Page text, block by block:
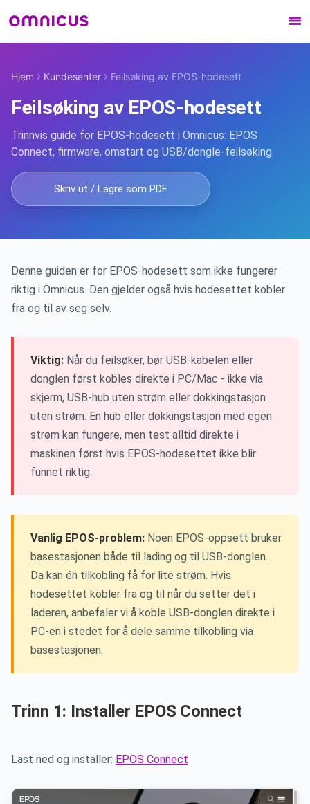
Sentralbord
Kunder
Hjelpesenter
Hjem Kundesenter Feilsøking av EPOS-hodesett
Feilsøking av EPOS-hodesett
Trinnvis guide for EPOS-hodesett i Omnicus: EPOS
Connect, firmware, omstart og USB/dongle-feilsøking.
Skriv ut / Lagre som PDF
Denne guiden er for EPOS-hodesett som ikke fungerer
riktig i Omnicus. Den gjelder også hvis hodesettet kobler
fra og til av seg selv.
Viktig: Når du feilsøker, bør USB-kabelen eller
donglen først kobles direkte i PC/Mac - ikke via
skjerm, USB-hub uten strøm eller dokkingstasjon
uten strøm. En hub eller dokkingstasjon med egen
strøm kan fungere, men test alltid direkte i
maskinen først hvis EPOS-hodesettet ikke blir
funnet riktig.
Vanlig EPOS-problem: Noen EPOS-oppsett bruker
basestasjonen både til lading og til USB-donglen.
Da kan én tilkobling få for lite strøm. Hvis
hodesettet kobler fra og til når du setter det i
laderen, anbefaler vi å koble USB-donglen direkte i
PC-en i stedet for å dele samme tilkobling via
basestasjonen.
Trinn 1: Installer EPOS Connect
Last ned og installer: EPOS Connect